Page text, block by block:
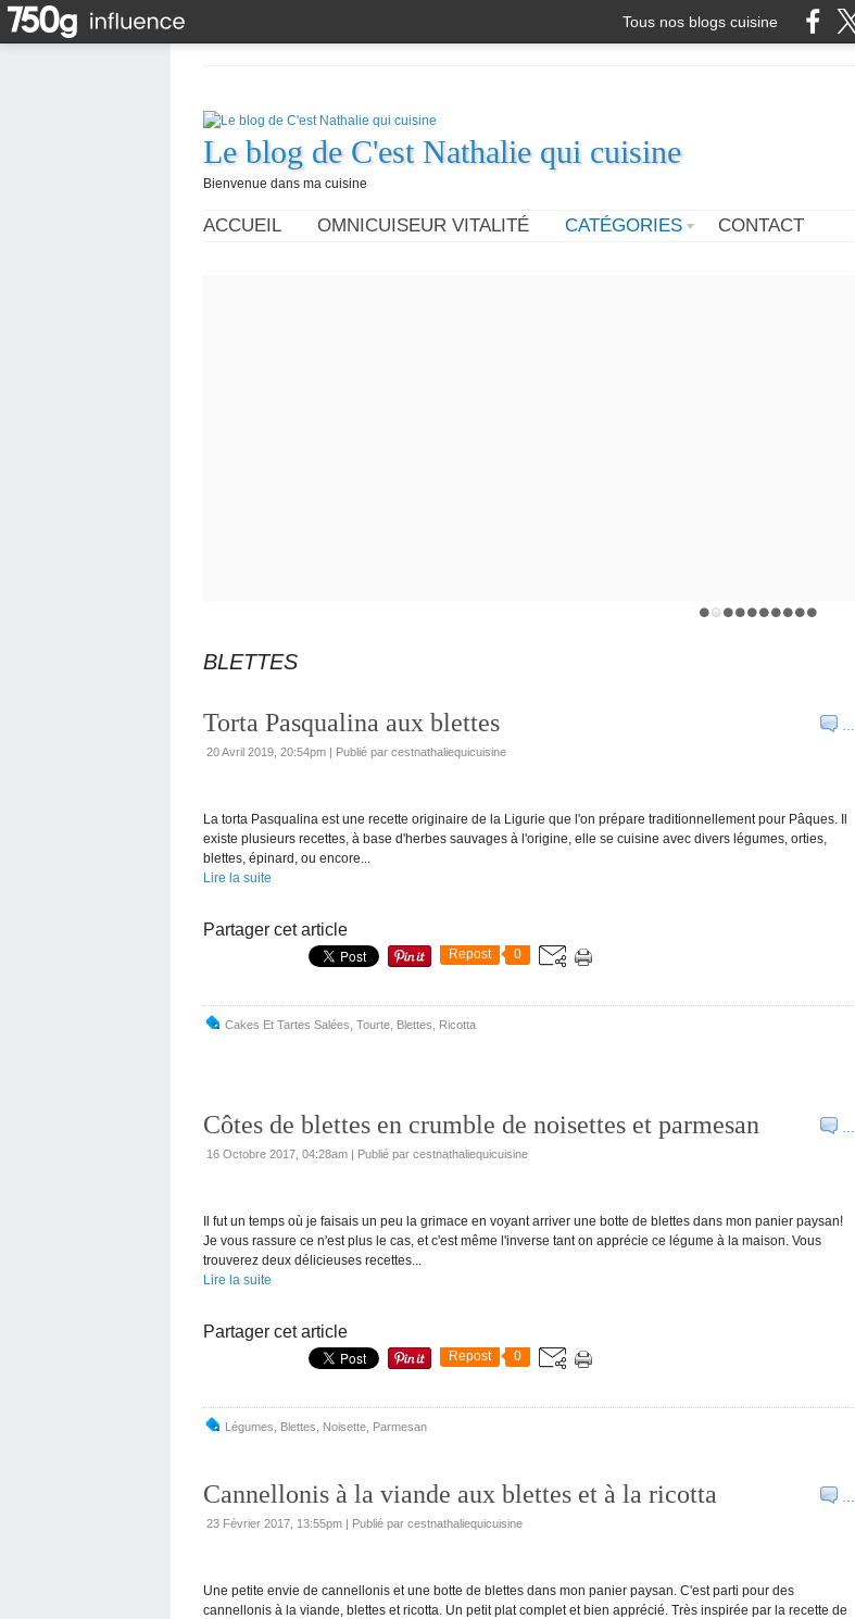
Tous nos blogs cuisine
Le blog de C'est Nathalie qui cuisine
Bienvenue dans ma cuisine
ACCUEIL OMNICUISEUR VITALITÉ CATÉGORIES CONTACT
BLETTES
…
Torta Pasqualina aux blettes
20 Avril 2019, 20:54pm | Publié par cestnathaliequicuisine
La torta Pasqualina est une recette originaire de la Ligurie que l'on prépare traditionnellement pour Pâques. Il
existe plusieurs recettes, à base d'herbes sauvages à l'origine, elle se cuisine avec divers légumes, orties,
blettes, épinard, ou encore...
Lire la suite
Partager cet article
Repost 0
Cakes Et Tartes Salées Tourte Blettes Ricotta
…
Côtes de blettes en crumble de noisettes et parmesan
16 Octobre 2017, 04:28am | Publié par cestnathaliequicuisine
Il fut un temps où je faisais un peu la grimace en voyant arriver une botte de blettes dans mon panier paysan!
Je vous rassure ce n'est plus le cas, et c'est même l'inverse tant on apprécie ce légume à la maison. Vous
trouverez deux délicieuses recettes...
Lire la suite
Partager cet article
Repost 0
Légumes Blettes Noisette Parmesan
…
Cannellonis à la viande aux blettes et à la ricotta
23 Février 2017, 13:55pm | Publié par cestnathaliequicuisine
Une petite envie de cannellonis et une botte de blettes dans mon panier paysan. C'est parti pour des
cannellonis à la viande, blettes et ricotta. Un petit plat complet et bien apprécié. Très inspirée par la recette de